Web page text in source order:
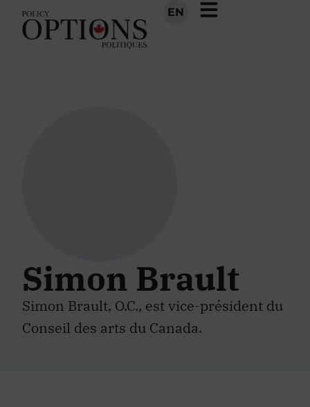
EN
Simon Brault
Simon Brault, O.C., est vice-président du
Conseil des arts du Canada.